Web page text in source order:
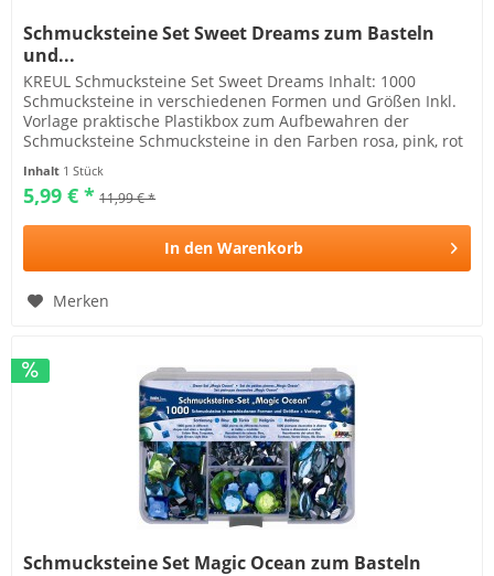
Schmucksteine Set Sweet Dreams zum Basteln
und...
KREUL Schmucksteine Set Sweet Dreams Inhalt: 1000
Schmucksteine in verschiedenen Formen und Größen Inkl.
Vorlage praktische Plastikbox zum Aufbewahren der
Schmucksteine Schmucksteine in den Farben rosa, pink, rot
Inhalt 1 Stück
5,99 € * 11,99 € *
In den Warenkorb
Merken
Schmucksteine Set Magic Ocean zum Basteln